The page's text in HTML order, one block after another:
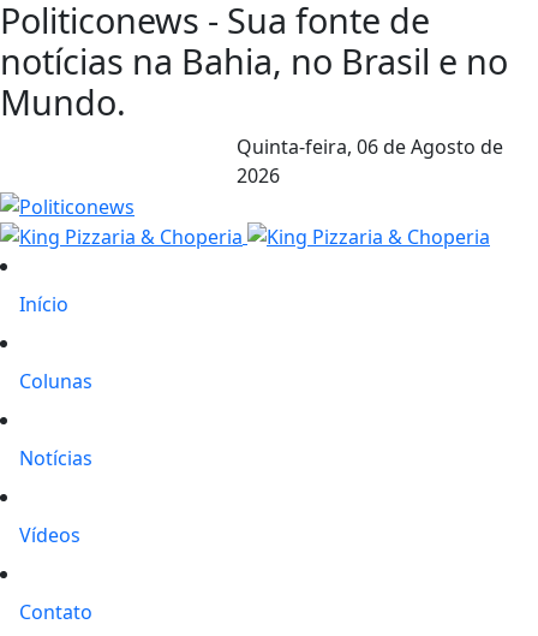
Politiconews - Sua fonte de
notícias na Bahia, no Brasil e no
Mundo.
Quinta-feira, 06 de Agosto de
2026
Início
Colunas
Notícias
Vídeos
Contato